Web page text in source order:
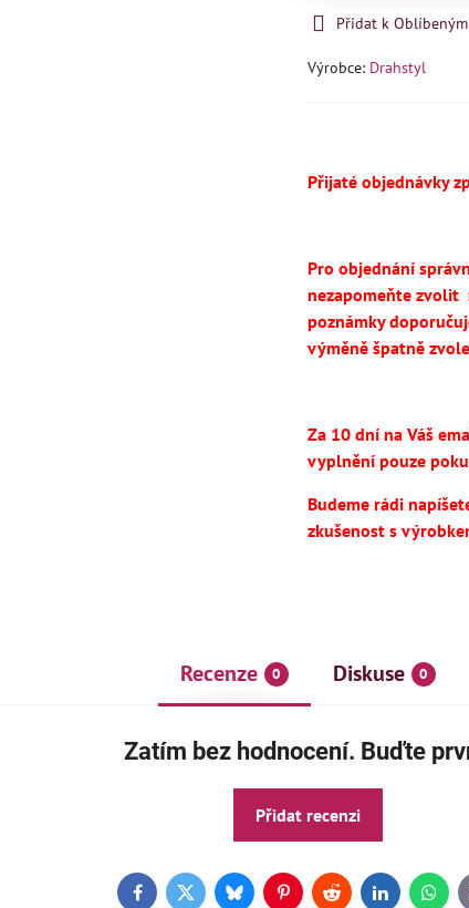
Přidat k Oblíbeným
Výrobce: Drahstyl
Přijaté objednávky
Pro objednání
nezapomeňte zvolit
poznámky
výměně špatně
Za 10 dní na Váš
vyplnění pouze
Budeme rádi
zkušenost s
Recenze 0 Diskuse 0
Zatím bez hodnocení. Buďte
Přidat recenzi
FacebookTwitterBlueskyPinterestRedditLinkedIn